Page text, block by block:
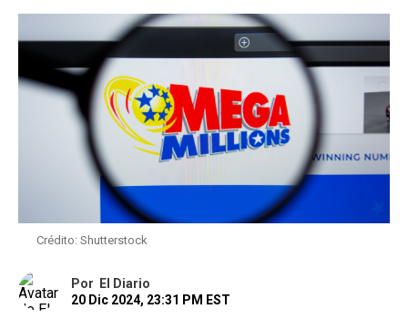
Crédito: Shutterstock
Por El Diario
20 Dic 2024, 23:31 PM EST